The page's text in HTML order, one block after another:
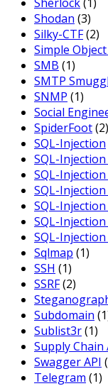
Shodan (3)
Silky-CTF(2)
Simple
SMB (1)
SMTP
SNMP (1)
Social
SpiderFoot(2)
SQL-Injection
SQL-
SQL-
SQL-
SQL-Injection
SQL-
SQL-
Sqlmap (1)
SSH (1)
SSRF(2)
Subdomain
Sublist3r(1)
Supply Chain
Swagger API
Telegram (1)